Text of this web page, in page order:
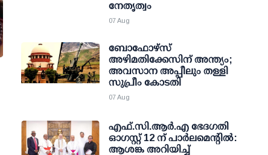
നേതൃത്വം
07 Aug
ബോഫോഴ്സ്
അഴിമതിക്കേസിന് അന്ത്യം;
അവസാന അപ്പീലും തള്ളി
സുപ്രീം കോടതി
07 Aug
എഫ്.സി.ആര്‍.എ ഭേദഗതി
ഓഗസ്റ്റ് 12 ന് പാര്‍ലമെന്റില്‍:
ആശങ്ക അറിയിച്ച്